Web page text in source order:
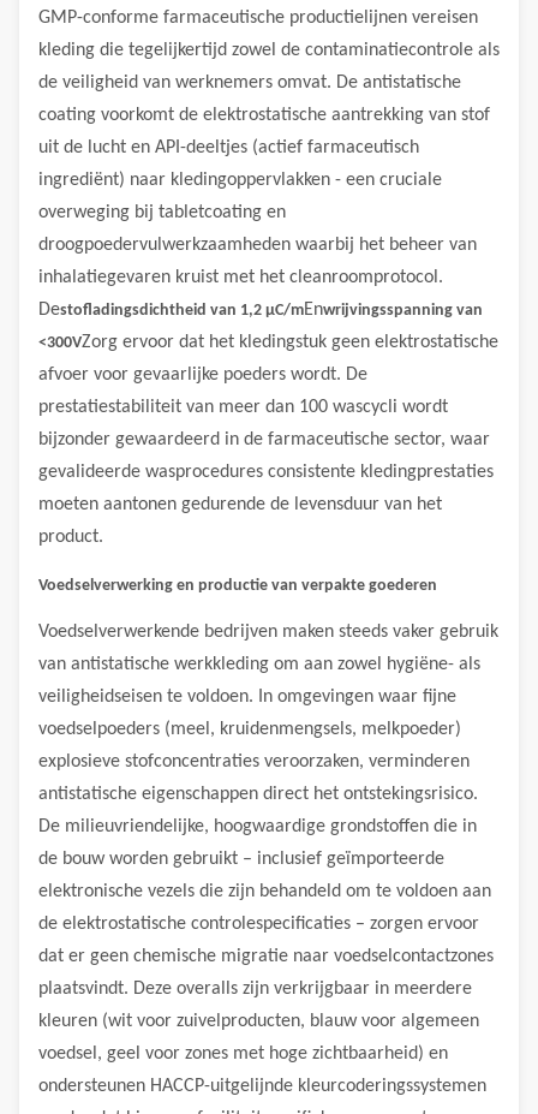
GMP-conforme farmaceutische productielijnen vereisen
kleding die tegelijkertijd zowel de contaminatiecontrole als
de veiligheid van werknemers omvat. De antistatische
coating voorkomt de elektrostatische aantrekking van stof
uit de lucht en API-deeltjes (actief farmaceutisch
ingrediënt) naar kledingoppervlakken - een cruciale
overweging bij tabletcoating en
droogpoedervulwerkzaamheden waarbij het beheer van
inhalatiegevaren kruist met het cleanroomprotocol.
Destofladingsdichtheid van 1,2 μC/mEnwrijvingsspanning van
<300VZorg ervoor dat het kledingstuk geen elektrostatische
afvoer voor gevaarlijke poeders wordt. De
prestatiestabiliteit van meer dan 100 wascycli wordt
bijzonder gewaardeerd in de farmaceutische sector, waar
gevalideerde wasprocedures consistente kledingprestaties
moeten aantonen gedurende de levensduur van het
product.
Voedselverwerking en productie van verpakte goederen
Voedselverwerkende bedrijven maken steeds vaker gebruik
van antistatische werkkleding om aan zowel hygiëne- als
veiligheidseisen te voldoen. In omgevingen waar fijne
voedselpoeders (meel, kruidenmengsels, melkpoeder)
explosieve stofconcentraties veroorzaken, verminderen
antistatische eigenschappen direct het ontstekingsrisico.
De milieuvriendelijke, hoogwaardige grondstoffen die in
de bouw worden gebruikt – inclusief geïmporteerde
elektronische vezels die zijn behandeld om te voldoen aan
de elektrostatische controlespecificaties – zorgen ervoor
dat er geen chemische migratie naar voedselcontactzones
plaatsvindt. Deze overalls zijn verkrijgbaar in meerdere
kleuren (wit voor zuivelproducten, blauw voor algemeen
voedsel, geel voor zones met hoge zichtbaarheid) en
ondersteunen HACCP-uitgelijnde kleurcoderingssystemen